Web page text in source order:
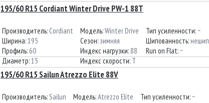
195/60 R15 Cordiant Winter Drive PW-1 88T
Производитель: Cordiant
Ширина:195
Профиль: 60
Диаметр:15
Модель:Winter Drive
Сезон: зимняя
Индекс нагрузки: 88
Индекс скорости: T
Тип усиленности:~
Шипованность: нешип
Run on Flat:~
195/60 R15 Sailun Atrezzo Elite 88V
Производитель:Sailun
Модель:Atrezzo Elite
Тип усиленности:~